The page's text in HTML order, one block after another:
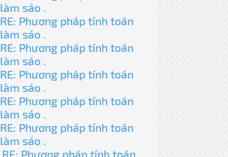
làm sáo .
RE: Phương pháp tính toán
làm sáo .
RE: Phương pháp tính toán
làm sáo .
RE: Phương pháp tính toán
làm sáo .
RE: Phương pháp tính toán
làm sáo .
RE: Phương pháp tính toán
làm sáo .
RE: Phương pháp tính toán